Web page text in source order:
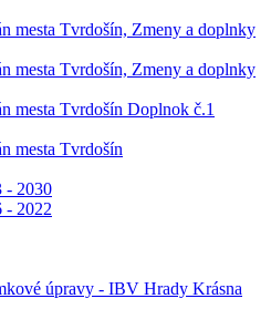
mesta Tvrdošín, Zmeny a doplnky
mesta Tvrdošín, Zmeny a doplnky
mesta Tvrdošín Doplnok č.1
mesta Tvrdošín
- 2030
- 2022
úpravy - IBV Hrady Krásna